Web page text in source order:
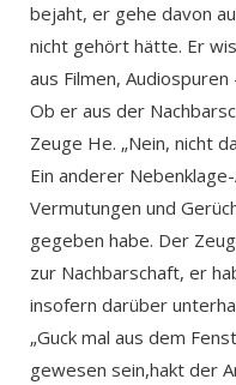
bejaht, er gehe davon
nicht gehört hätte. Er
aus Filmen,
Ob er aus der
Zeuge He. „Nein, nicht
Ein anderer
Vermutungen und
gegeben habe. Der
zur Nachbarschaft, er
insofern darüber
„Guck mal aus dem
gewesen sein,hakt der